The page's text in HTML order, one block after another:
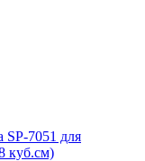
SP-7051 для
куб.см)